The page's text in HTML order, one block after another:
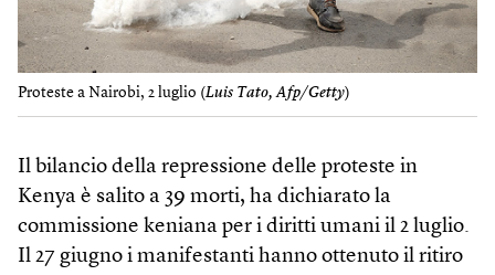
Proteste a Nairobi, 2 luglio (Luis Tato, Afp/Getty)
Il bilancio della repressione delle proteste in
Kenya è salito a 39 morti, ha dichiarato la
commissione keniana per i diritti umani il 2 luglio.
Il 27 giugno i manifestanti hanno ottenuto il ritiro